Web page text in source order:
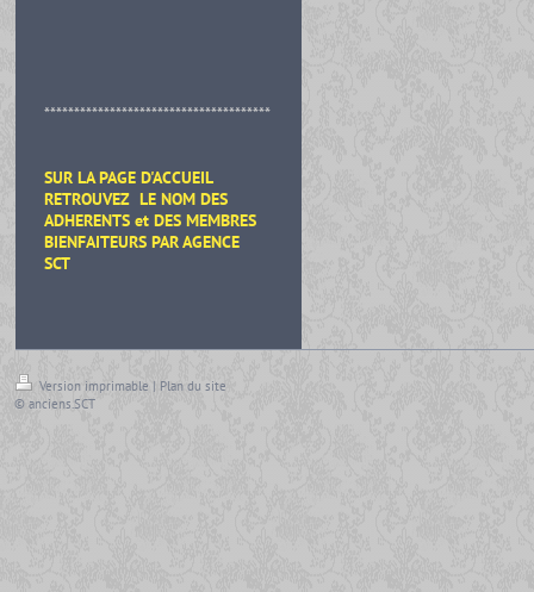
**************************************
SUR LA PAGE D'ACCUEIL
RETROUVEZ LE NOM DES
ADHERENTS et DES MEMBRES
BIENFAITEURS PAR AGENCE
SCT
Version imprimable | Plan du site
© anciens.SCT